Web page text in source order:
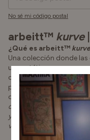
No sé mi código postal
arbeitt™ kurve|
¿Qué es arbeitt™ kurve
Una colección donde
una estética suave con
combinan materiales
poliuretano, herrajes
open según
con terminaciones de
y fluidez a cada espacio
vista como al tacto.